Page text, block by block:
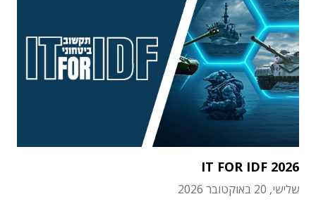
IT FOR IDF 2026
שלישי, 20 באוקטובר 2026